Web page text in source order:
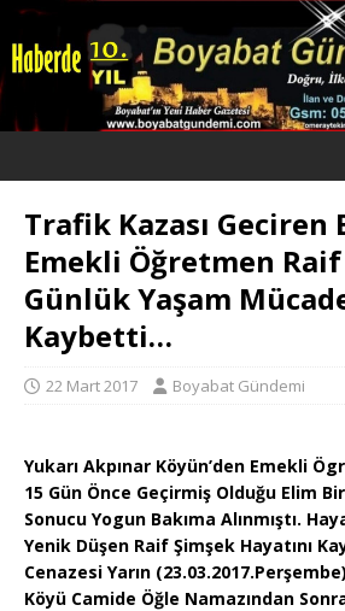
Trafik Kazası Geciren
Emekli Öğretmen
Günlük Yaşam
Kaybetti…
22 Mart 2017 Boyabat Gündemi
Yukarı Akpınar Köyün’den Emekli
15 Gün Önce Geçirmiş Olduğu Elim
Sonucu Yogun Bakıma Alınmıştı.
Yenik Düşen Raif Şimşek Hayatını
Cenazesi Yarın
Köyü Camide Öğle Namazından